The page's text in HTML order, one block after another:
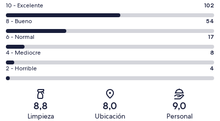
102
comentarios
de
un
total
de
185
con
puntuación
10 - Excelente 102
54
comentarios
de
un
total
de
puntuación
8 - Bueno 54
17
comentarios
de
un
total
6 - Normal 17
8
comentarios
de
4 - Mediocre 8
4
comentarios
2 - Horrible 4
8,8
Limpieza
8,0
Ubicación
9,0
Personal